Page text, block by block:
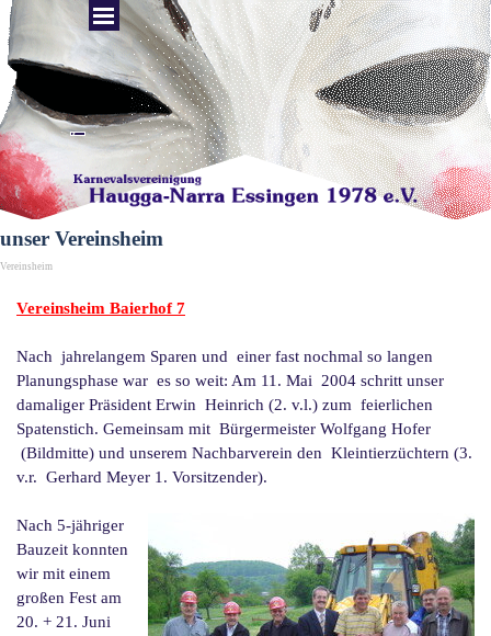
Direkt zum SeiteninhaltMenü überspringen
unser Vereinsheim
Vereinsheim
Vereinsheim Baierhof 7
Nach jahrelangem Sparen und einer fast nochmal so langen
Planungsphase war es so weit: Am 11. Mai 2004 schritt unser
damaliger Präsident Erwin Heinrich (2. v.l.) zum feierlichen
Spatenstich. Gemeinsam mit Bürgermeister Wolfgang Hofer
(Bildmitte) und unserem Nachbarverein den Kleintierzüchtern (3.
v.r. Gerhard Meyer 1. Vorsitzender).
Nach 5-jähriger
Bauzeit konnten
wir mit einem
großen Fest am
20. + 21. Juni